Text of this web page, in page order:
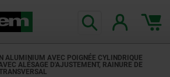
ALUMINIUM AVEC POIGNÉE CYLINDRIQUE
ALÉSAGE D'AJUSTEMENT, RAINURE DE